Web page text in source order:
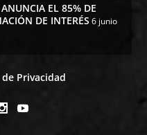
EL 85% DE
DE INTERÉS 6 junio
Privacidad